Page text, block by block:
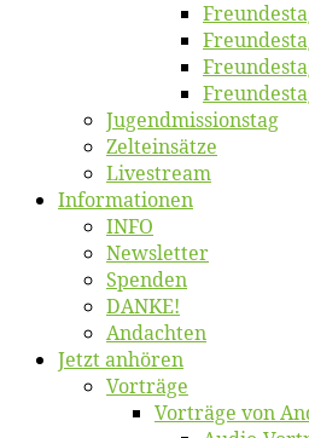
Jugend­mis­sions­tag
Zelt­ein­sät­ze
Live­stream
Informatio­nen
INFO
News­let­ter
Spen­den
DANKE!
An­dach­ten
Jetzt an­hö­ren
Vor­trä­ge
Vor­trä­ge von